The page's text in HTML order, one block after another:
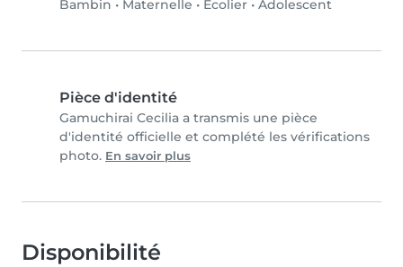
Bambin • Maternelle • Écolier • Adolescent
Pièce d'identité
Gamuchirai Cecilia a transmis une pièce
d'identité officielle et complété les vérifications
photo. En savoir plus
Disponibilité